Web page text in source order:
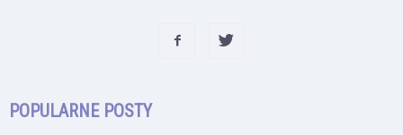
POPULARNE POSTY